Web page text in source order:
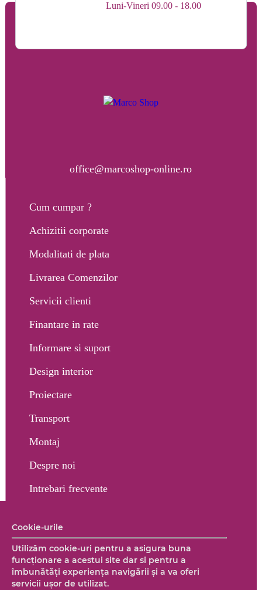
Luni-Vineri 09.00 - 18.00
office@marcoshop-online.ro
Cum cumpar ?
Achizitii corporate
Modalitati de plata
Livrarea Comenzilor
Servicii clienti
Finantare in rate
Informare si suport
Design interior
Proiectare
Transport
Montaj
Despre noi
Intrebari frecvente
Termeni și condiții
Politică de confidențialitate
Cookie-urile
Utilizăm cookie-uri pentru a asigura buna
funcționare a acestui site dar si pentru a
îmbunătăţi experienţa navigării şi a va oferi
servicii uşor de utilizat.